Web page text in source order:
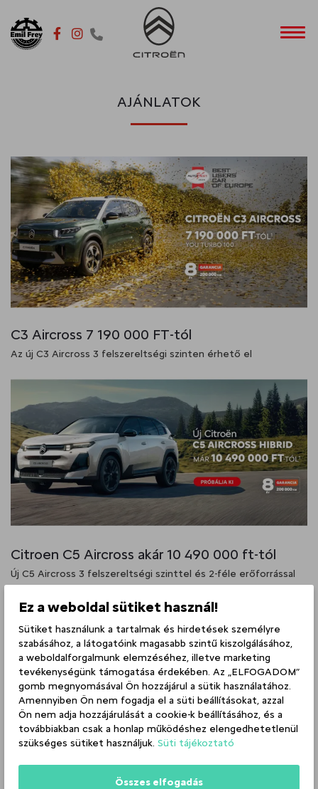
AJÁNLATOK
C3 Aircross 7 190 000 FT-tól
Az új C3 Aircross 3 felszereltségi szinten érhető el
Citroen C5 Aircross akár 10 490 000 ft-tól
Új C5 Aircross 3 felszereltségi szinttel és 2-féle erőforrással
Viseld a Citroen C3 színeit!
Ez a weboldal sütiket használ!
Sütiket használunk a tartalmak és hirdetések személyre
szabásához, a látogatóink magasabb szintű kiszolgálásához,
a weboldalforgalmunk elemzéséhez, illetve marketing
tevékenységünk támogatása érdekében. Az „ELFOGADOM”
gomb megnyomásával Ön hozzájárul a sütik használatához.
Amennyiben Ön nem fogadja el a süti beállításokat, azzal
Ön nem adja hozzájárulását a cookie-k beállításához, és a
továbbiakban csak a honlap működéshez elengedhetetlenül
szükséges sütiket használjuk. Süti tájékoztató
Összes elfogadás